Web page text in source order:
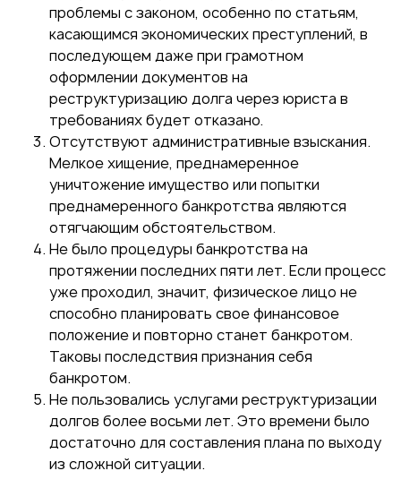
проблемы с законом, особенно по статьям,
касающимся экономических преступлений, в
последующем даже при грамотном
оформлении документов на
реструктуризацию долга через юриста в
требованиях будет отказано.
Отсутствуют административные взыскания.
Мелкое хищение, преднамеренное
уничтожение имущество или попытки
преднамеренного банкротства являются
отягчающим обстоятельством.
Не было процедуры банкротства на
протяжении последних пяти лет. Если процесс
уже проходил, значит, физическое лицо не
способно планировать свое финансовое
положение и повторно станет банкротом.
Таковы последствия признания себя
банкротом.
Не пользовались услугами реструктуризации
долгов более восьми лет. Это времени было
достаточно для составления плана по выходу
из сложной ситуации.